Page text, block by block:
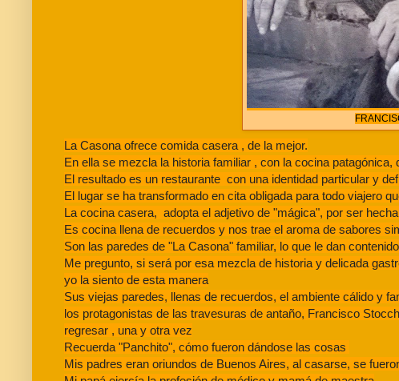
La Casona ofrece comida casera , de la mejor.
En ella se mezcla la historia familiar , con la cocina patagónica,
El resultado es un restaurante con una identidad particular y
El lugar se ha transformado en cita obligada para todo viajero
La cocina casera, adopta el adjetivo de "mágica", por ser
Es cocina llena de recuerdos y nos trae el aroma de sabores
Son las paredes de "La Casona" familiar, lo que le dan
Me pregunto, si será por esa mezcla de historia y delicada
yo la siento de esta manera
Sus viejas paredes, llenas de recuerdos, el ambiente cálido y
los protagonistas de las travesuras de antaño, Francisco
regresar , una y otra vez
Recuerda "Panchito", cómo fueron dándose las cosas
Mis padres eran oriundos de Buenos Aires, al casarse, se